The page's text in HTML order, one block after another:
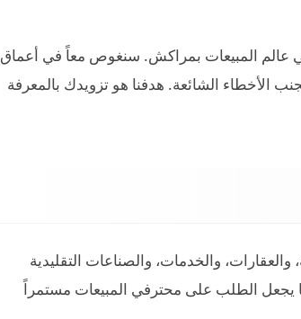
عالم المبيعات بمراكش. سنغوص معاً في أعماق
الأخطاء الشائعة. هدفنا هو تزويدك بالمعرفة
والخدمات، والصناعات التقليدية
يجعل الطلب على محترفي المبيعات مستمراً